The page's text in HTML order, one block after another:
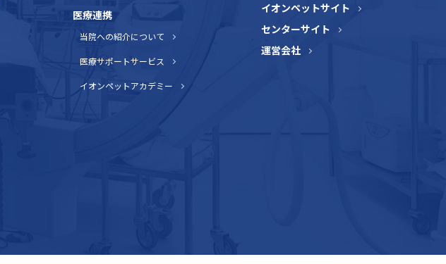
医療連携
当院への紹介について
医療サポートサービス
イオンペットアカデミー
イオンペットサイト
センターサイト
運営会社